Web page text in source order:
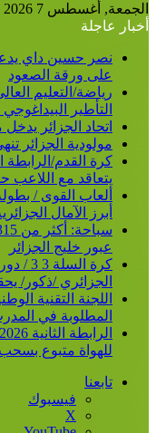
الجمعة, أغسطس 7 2026
أخبار عاجلة
نصر حسين داي
على ورقة الصعود
رياضة/التعليم
التأطير
اتحاد الجزائر
مولودية الجزائر
كرة القدم/الرابطة
يتعاقد مع
أبرز الآمال
عبور خليج الجزائر
الجزائري /ذكور/
اللجنة التقنية
المطلوبة في
للهواة متبوع
تابعنا
فيسبوك
‫X